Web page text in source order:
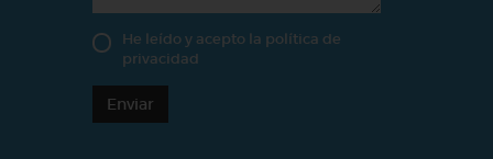
He leído y acepto la política de
privacidad
Enviar